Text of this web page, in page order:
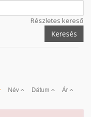
Részletes kereső
Keresés
Név Dátum Ár